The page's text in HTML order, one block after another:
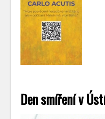
Den smíření v